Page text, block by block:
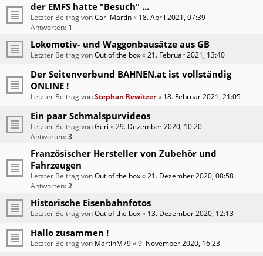
der EMFS hatte "Besuch" ...
Letzter Beitrag vonCarl Martin« 18. April 2021, 07:39
Antworten: 1
Lokomotiv- und Waggonbausätze aus GB
Letzter Beitrag vonOut of the box«21. Februar 2021, 13:40
Der Seitenverbund BAHNEN.at ist vollständig
ONLINE !
Letzter Beitrag vonStephan Rewitzer« 18. Februar 2021, 21:05
Ein paar Schmalspurvideos
Letzter Beitrag vonGeri «29. Dezember 2020, 10:20
Antworten:3
Französischer Hersteller von Zubehör und
Fahrzeugen
Letzter Beitrag vonOut of the box«21. Dezember 2020, 08:58
Antworten:2
Historische Eisenbahnfotos
Letzter Beitrag vonOut of the box« 13. Dezember 2020, 12:13
Hallo zusammen !
Letzter Beitrag von MartinM79«9. November 2020, 16:23